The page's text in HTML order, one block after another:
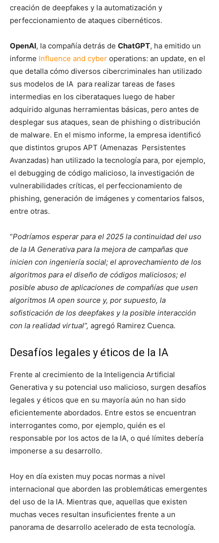
creación de deepfakes y la automatización y
perfeccionamiento de ataques cibernéticos.
OpenAI, la compañía detrás de ChatGPT, ha emitido un
informe Influence and cyber operations: an update, en el
que detalla cómo diversos cibercriminales han utilizado
sus modelos de IA para realizar tareas de fases
intermedias en los ciberataques luego de haber
adquirido algunas herramientas básicas, pero antes de
desplegar sus ataques, sean de phishing o distribución
de malware. En el mismo informe, la empresa identificó
que distintos grupos APT (Amenazas Persistentes
Avanzadas) han utilizado la tecnología para, por ejemplo,
el debugging de código malicioso, la investigación de
vulnerabilidades críticas, el perfeccionamiento de
phishing, generación de imágenes y comentarios falsos,
entre otras.
“Podríamos esperar para el 2025 la continuidad del uso
de la IA Generativa para la mejora de campañas que
inicien con ingeniería social; el aprovechamiento de los
algoritmos para el diseño de códigos maliciosos; el
posible abuso de aplicaciones de compañías que usen
algoritmos IA open source y, por supuesto, la
sofisticación de los deepfakes y la posible interacción
con la realidad virtual”, agregó Ramirez Cuenca.
Desafíos legales y éticos de la IA
Frente al crecimiento de la Inteligencia Artificial
Generativa y su potencial uso malicioso, surgen desafíos
legales y éticos que en su mayoría aún no han sido
eficientemente abordados. Entre estos se encuentran
interrogantes como, por ejemplo, quién es el
responsable por los actos de la IA, o qué límites debería
imponerse a su desarrollo.
Hoy en día existen muy pocas normas a nivel
internacional que aborden las problemáticas emergentes
del uso de la IA. Mientras que, aquellas que existen
muchas veces resultan insuficientes frente a un
panorama de desarrollo acelerado de esta tecnología.